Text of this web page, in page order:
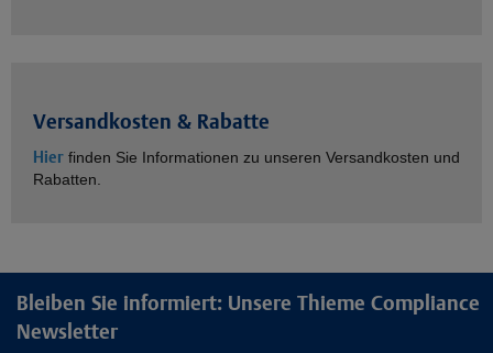
Versandkosten & Rabatte
Hier finden Sie Informationen zu unseren Versandkosten und
Rabatten.
Bleiben Sie informiert: Unsere Thieme Compliance
Newsletter